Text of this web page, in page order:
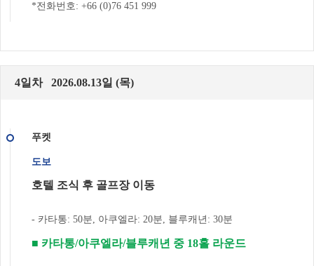
*전화번호: +66 (0)76 451 999
4일차 2026.08.13일 (목)
푸켓
도보
호텔 조식 후 골프장 이동
- 카타통: 50분, 아쿠엘라: 20분, 블루캐년: 30분
■ 카타통/아쿠엘라/블루캐년 중 18홀 라운드